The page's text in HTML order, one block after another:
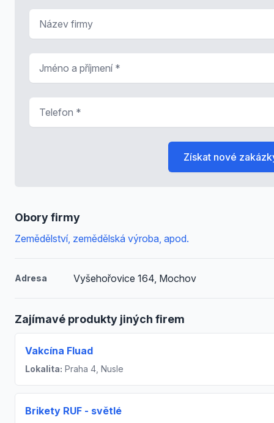
Obory firmy
Zemědělství, zemědělská výroba, apod.
Adresa Vyšehořovice 164, Mochov
Zajímavé produkty jiných firem
Vakcína Fluad
Lokalita: Praha 4, Nusle
Brikety RUF - světlé
Získat nové